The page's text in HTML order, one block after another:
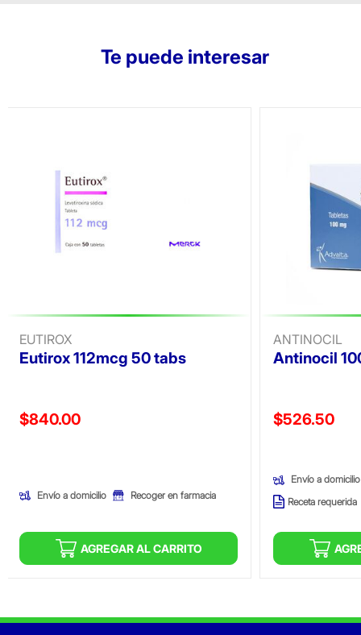
Te puede interesar
EUTIROX
Eutirox 112mcg 50 tabs
Precio reducido de
$840.00
Envío a domicilio Recoger en farmacia
AGREGAR AL CARRITO
ANTINOCIL
Antinocil
Precio
$526.50
Envío a domicilio
Receta requerida